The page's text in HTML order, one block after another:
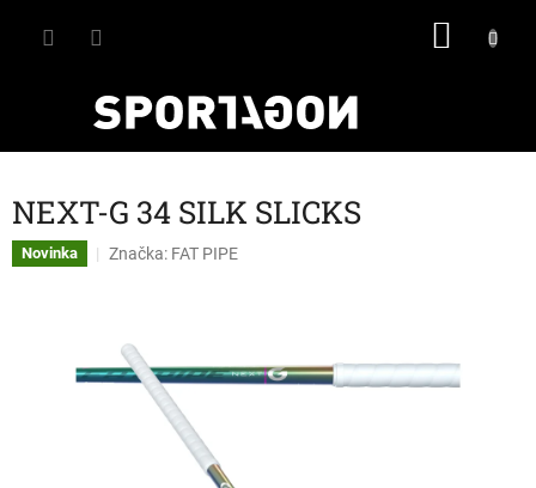
NEXT-G 34 SILK SLICKS
Novinka Značka: FAT PIPE